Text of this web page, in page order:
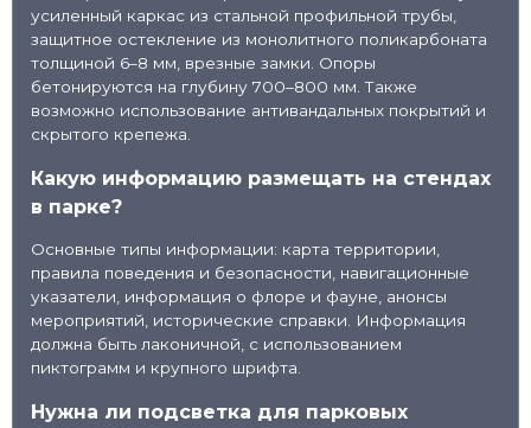
усиленный каркас из стальной профильной трубы,
защитное остекление из монолитного поликарбоната
толщиной 6–8 мм, врезные замки. Опоры
бетонируются на глубину 700–800 мм. Также
возможно использование антивандальных покрытий и
скрытого крепежа.
Какую информацию размещать на стендах
в парке?
Основные типы информации: карта территории,
правила поведения и безопасности, навигационные
указатели, информация о флоре и фауне, анонсы
мероприятий, исторические справки. Информация
должна быть лаконичной, с использованием
пиктограмм и крупного шрифта.
Нужна ли подсветка для парковых